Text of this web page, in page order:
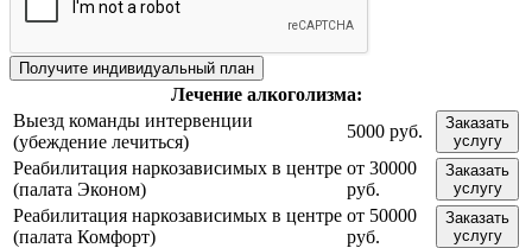
Лечение алкоголизма:
Выезд команды интервенции
(убеждение лечиться)
5000 руб.
Заказать
услугу
Реабилитация наркозависимых в центре
(палата Эконом)
от 30000
руб.
Заказать
услугу
Реабилитация наркозависимых в центре
(палата Комфорт)
от 50000
руб.
Заказать
услугу